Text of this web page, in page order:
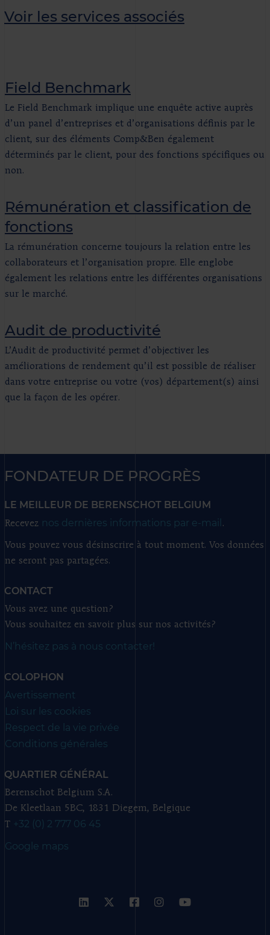
Voir les services associés
Field Benchmark
Le Field Benchmark implique une enquête active auprès
d’un panel d’entreprises et d’organisations définis par le
client, sur des éléments Comp&Ben également
déterminés par le client, pour des fonctions spécifiques ou
non.
Rémunération et classification de
fonctions
La rémunération concerne toujours la relation entre les
collaborateurs et l’organisation propre. Elle englobe
également les relations entre les différentes organisations
sur le marché.
Audit de productivité
L’Audit de productivité permet d’objectiver les
améliorations de rendement qu’il est possible de réaliser
dans votre entreprise ou votre (vos) département(s) ainsi
que la façon de les opérer.
FONDATEUR DE PROGRÈS
LE MEILLEUR DE BERENSCHOT BELGIUM
Recevez nos dernières informations par e-mail .
Vous pouvez vous désinscrire à tout moment. Vos données
ne seront pas partagées.
CONTACT
Vous avez une question?
Vous souhaitez en savoir plus sur nos activités?
N’hésitez pas à nous contacter!
COLOPHON
Avertissement
Loi sur les cookies
Respect de la vie privée
Conditions générales
QUARTIER GÉNÉRAL
Berenschot Belgium S.A.
De Kleetlaan 5BC, 1831 Diegem, Belgique
T +32 (0) 2 777 06 45
Google maps